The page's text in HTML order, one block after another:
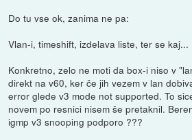
Do tu vse ok, zanima ne pa:
Vlan-i, timeshift, izdelava liste, ter se kaj...
Konkretno, zelo ne moti da box-i niso v
direkt na v60, ker če jih vezem v lan
error glede v3 mode not supported. To
novem po resnici nisem še pretaknil.
igmp v3 snooping podporo ???